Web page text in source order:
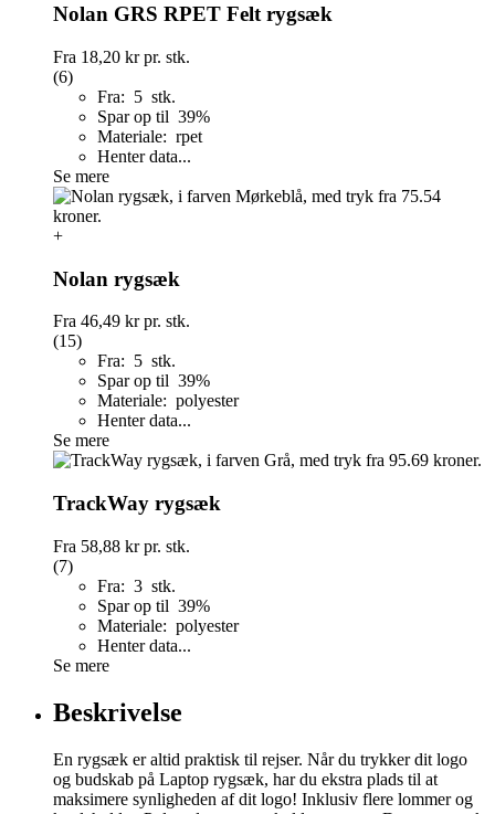
Nolan GRS RPET Felt rygsæk
Fra 18,20 krpr. stk.
(6)
Fra: 5 stk.
Spar op til 39%
Materiale: rpet
Henter data...
Se mere
+
Nolan rygsæk
Fra 46,49 krpr. stk.
(15)
Fra: 5 stk.
Spar op til 39%
Materiale: polyester
Henter data...
Se mere
TrackWay rygsæk
Fra 58,88 krpr. stk.
(7)
Fra: 3 stk.
Spar op til 39%
Materiale: polyester
Henter data...
Se mere
Beskrivelse
En rygsæk er altid praktisk til rejser. Når du trykker dit logo
og budskab på Laptop rygsæk, har du ekstra plads til at
maksimere synligheden af dit logo! Inklusiv flere lommer og